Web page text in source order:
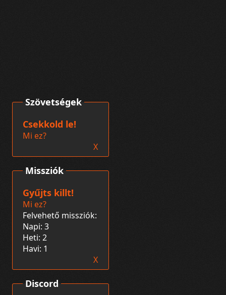
Discord
Missziók
Gyűjts killt!
Mi ez?
Felvehető missziók:
Napi: 3
Heti: 2
Havi: 1
X
Szövetségek
Csekkold le!
Mi ez?
X